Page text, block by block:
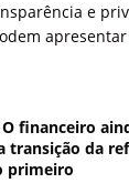
e
O financeiro
transição da
primeiro